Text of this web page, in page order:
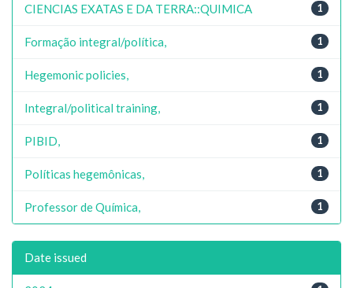
1
CIENCIAS EXATAS E DA TERRA::QUIMICA
1
Formação integral/política,
1
Hegemonic policies,
1
Integral/political training,
1
PIBID,
1
Políticas hegemônicas,
1
Professor de Química,
Date issued